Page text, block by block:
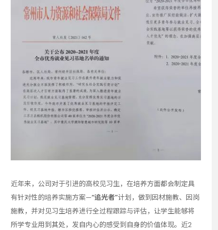
近年来，公司对于引进的高校见习生，在培养方面都会制定具
有针对性的培养实施方案—“追光者”计划，做到因材施教、因岗
施教，并对见习生培养进行全过程跟踪与评估，让学生能够将
所学专业用到其处，发自内心的感受到自身的价值体现。近2